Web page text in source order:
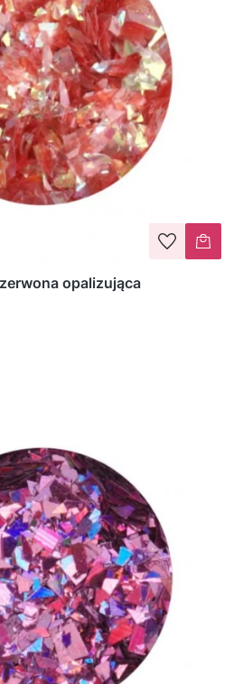
opalizująca